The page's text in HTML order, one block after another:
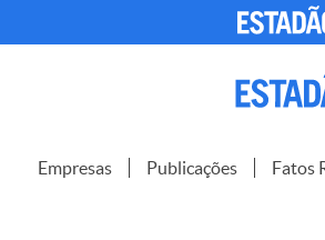
Empresas Publicações Fatos